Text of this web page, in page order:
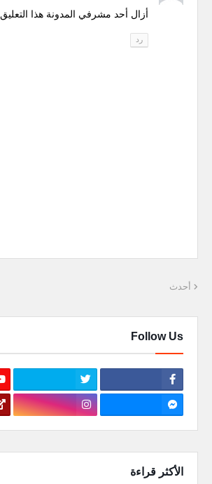
أزال أحد مشرفي المدونة هذا التعليق.
رد
أحدث
Follow Us
الأكثر قراءة